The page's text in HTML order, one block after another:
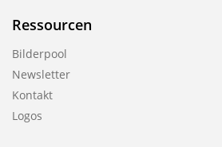
Ressourcen
Bilderpool
Newsletter
Kontakt
Logos